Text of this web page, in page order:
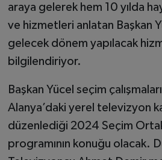
araya gelerek hem 10 yılda
ve hizmetleri anlatan Başkan
gelecek dönem yapılacak
bilgilendiriyor.
Başkan Yücel seçim
Alanya’daki yerel televizyon
düzenlediği 2024 Seçim Ortak
programının konuğu olacak.